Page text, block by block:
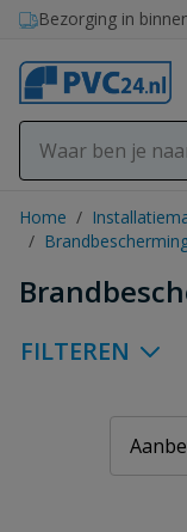
Ga naar de inhoud
Bezorging in
Home /
/
FILTEREN